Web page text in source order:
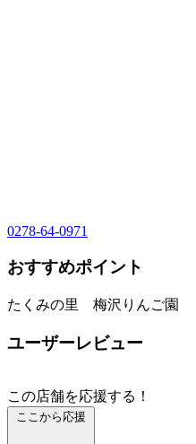
0278-64-0971
おすすめポイント
たくみの里 梅沢りんご園
ユーザーレビュー
この店舗を応援する！
ここから応援